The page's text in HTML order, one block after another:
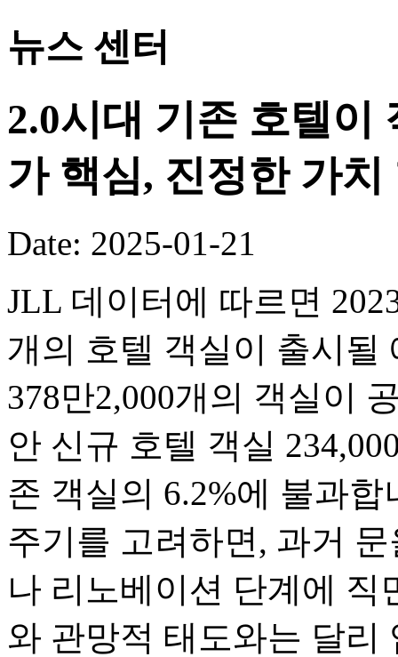
뉴스 센터
2.0시대 기존 호텔이
가 핵심, 진정한 가치
Date: 2025-01-21
JLL 데이터에 따르면
개의 호텔 객실이 출시될
378만2,000개의 객실이
안 신규 호텔 객실
존 객실의 6.2%에 불과
주기를 고려하면, 과거
나 리노베이션 단계에 직
와 관망적 태도와는 달리